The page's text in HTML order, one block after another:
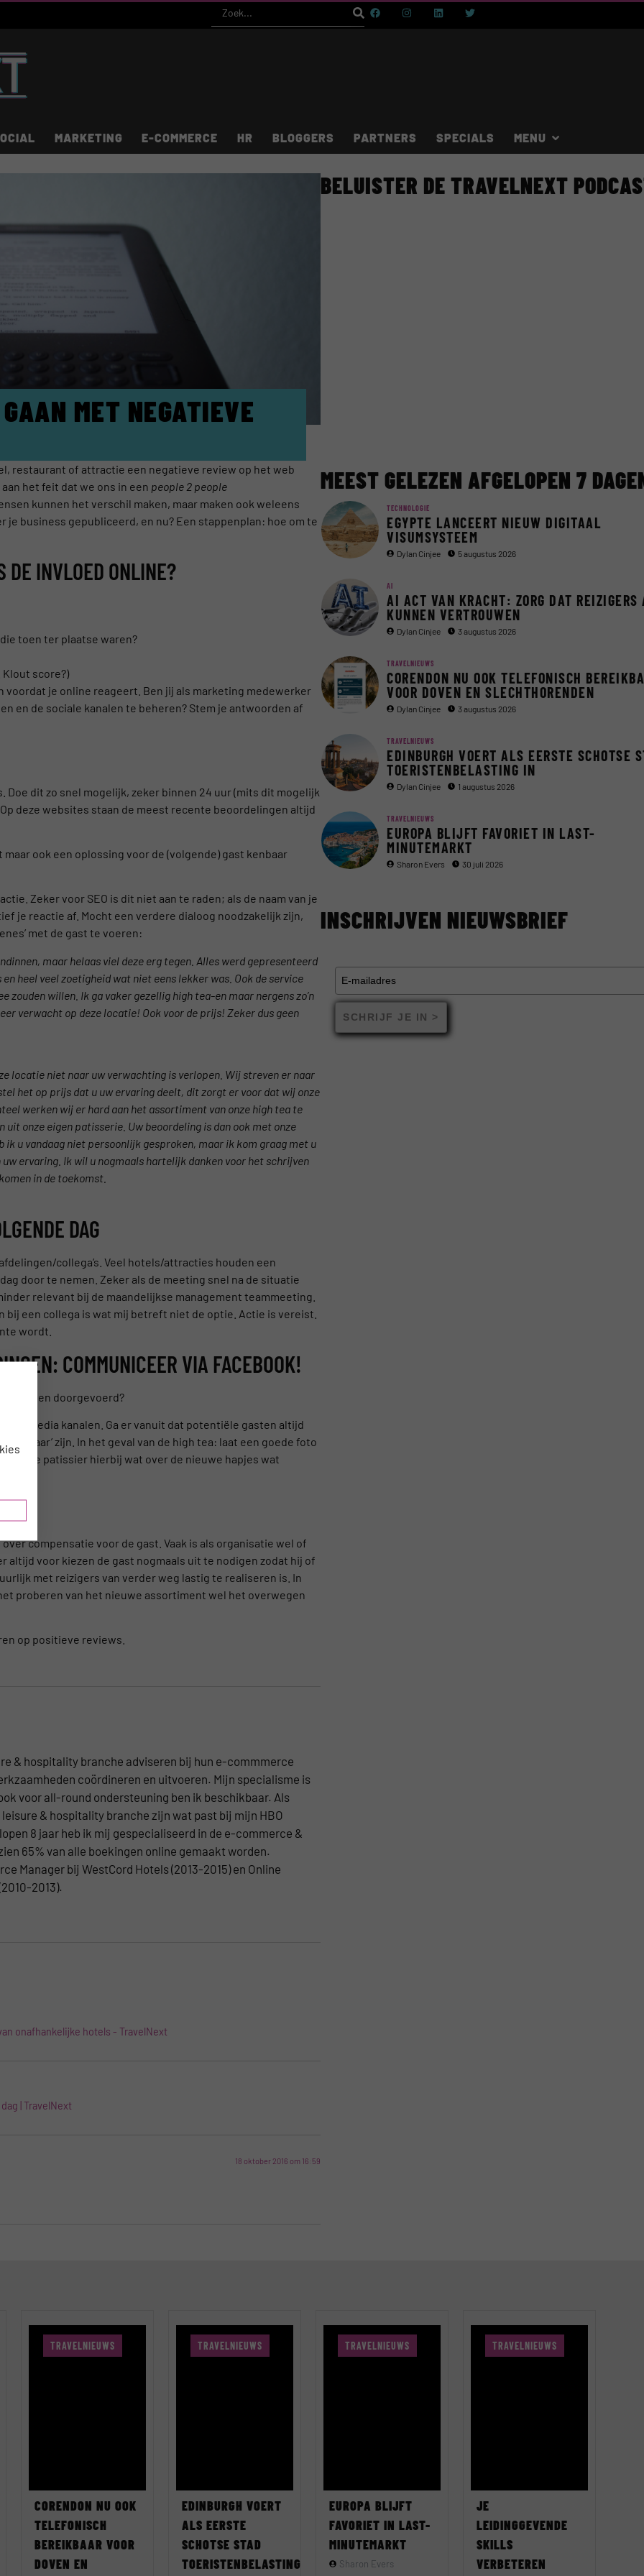
MARKETING E-COMMERCE HR BLOGGERS PARTNERS SPECIALS
MET NEGATIEVE
restaurant of attractie een negatieve review op het web
het feit dat we ons in een people 2 people
kunnen het verschil maken, maar maken ook weleens
business gepubliceerd, en nu? Een stappenplan: hoe om te
DE INVLOED ONLINE?
toen ter plaatse waren?
Klout score?)
voordat je online reageert. Ben jij als marketing medewerker
en de sociale kanalen te beheren? Stem je antwoorden af
dit zo snel mogelijk, zeker binnen 24 uur (mits dit mogelijk
deze websites staan de meest recente beoordelingen altijd
ook een oplossing voor de (volgende) gast kenbaar
Zeker voor SEO is dit niet aan te raden; als de naam van je
je reactie af. Mocht een verdere dialoog noodzakelijk zijn,
met de gast te voeren:
maar helaas viel deze erg tegen. Alles werd gepresenteerd
heel veel zoetigheid wat niet eens lekker was. Ook de service
zouden willen. Ik ga vaker gezellig high tea-en maar nergens zo’n
verwacht op deze locatie! Ook voor de prijs! Zeker dus geen
locatie niet naar uw verwachting is verlopen. Wij streven er naar
het op prijs dat u uw ervaring deelt, dit zorgt er voor dat wij onze
werken wij er hard aan het assortiment van onze high tea te
onze eigen patisserie. Uw beoordeling is dan ook met onze
u vandaag niet persoonlijk gesproken, maar ik kom graag met u
ervaring. Ik wil u nogmaals hartelijk danken voor het schrijven
in de toekomst.
DAG
collega’s. Veel hotels/attracties houden een
door te nemen. Zeker als de meeting snel na de situatie
relevant bij de maandelijkse management teammeeting.
een collega is wat mij betreft niet de optie. Actie is vereist.
wordt.
COMMUNICEER VIA FACEBOOK!
doorgevoerd?
media kanalen. Ga er vanuit dat potentiële gasten altijd
‘waar’ zijn. In het geval van de high tea: laat een goede foto
laat je patissier hierbij wat over de nieuwe hapjes wat
compensatie voor de gast. Vaak is als organisatie wel of
altijd voor kiezen de gast nogmaals uit te nodigen zodat hij of
met reizigers van verder weg lastig te realiseren is. In
proberen van het nieuwe assortiment wel het overwegen
op positieve reviews.
& hospitality branche adviseren bij hun e-commmerce
coördineren en uitvoeren. Mijn specialisme is
voor all-round ondersteuning ben ik beschikbaar. Als
& hospitality branche zijn wat past bij mijn HBO
8 jaar heb ik mij gespecialiseerd in de e-commerce &
65% van alle boekingen online gemaakt worden.
Manager bij WestCord Hotels (2013-2015) en Online
2013).
onafhankelijke hotels - TravelNext
| TravelNext
18 oktober 2016 om 16:59
BELUISTER DE TRAVELNEXT
MEEST GELEZEN AFGELOPEN 7
TECHNOLOGIE
EGYPTE LANCEERT NIEUW DIGITAAL
VISUMSYSTEEM
Dylan Cinjee 5 augustus 2026
AI
AI ACT VAN KRACHT: ZORG DAT REIZIGERS
KUNNEN VERTROUWEN
Dylan Cinjee 3 augustus 2026
TRAVELNIEUWS
CORENDON NU OOK TELEFONISCH
VOOR DOVEN EN SLECHTHORENDEN
Dylan Cinjee 3 augustus 2026
TRAVELNIEUWS
EDINBURGH VOERT ALS EERSTE SCHOTSE
TOERISTENBELASTING IN
Dylan Cinjee 1 augustus 2026
TRAVELNIEUWS
EUROPA BLIJFT FAVORIET IN LAST-
MINUTEMARKT
Sharon Evers 30 juli 2026
INSCHRIJVEN NIEUWSBRIEF
SCHRIJF JE IN >
TRAVELNIEUWS
CORENDON NU OOK
TELEFONISCH
BEREIKBAAR VOOR
DOVEN EN
TRAVELNIEUWS
EDINBURGH VOERT
ALS EERSTE
SCHOTSE STAD
TOERISTENBELASTING
TRAVELNIEUWS
EUROPA BLIJFT
FAVORIET IN LAST-
MINUTEMARKT
Sharon Evers
TRAVELNIEUWS
JE
LEIDINGGEVENDE
SKILLS
VERBETEREN